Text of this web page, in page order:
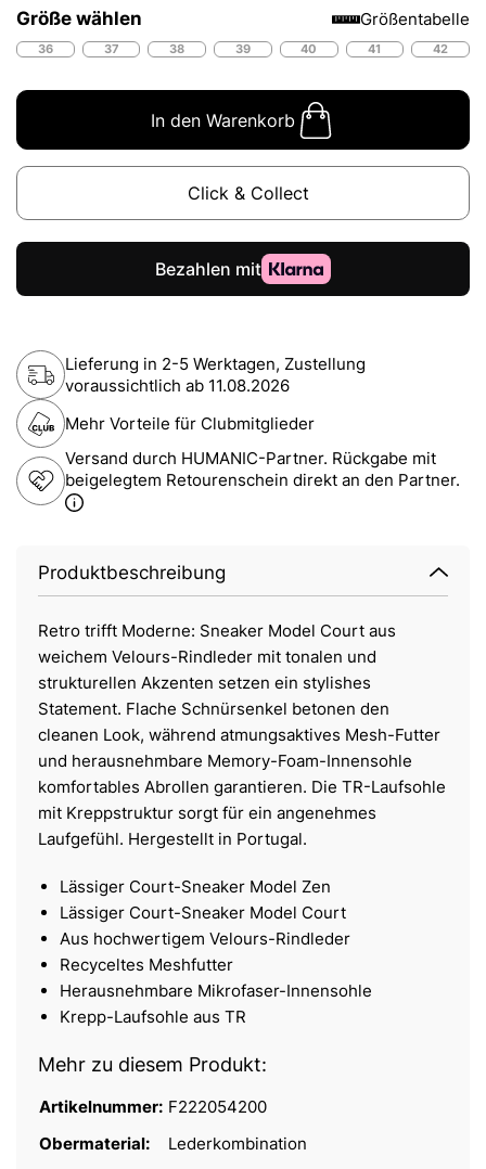
Größe wählen Größentabelle
36 37 38 39 40 41 42
In den Warenkorb
Click & Collect
Lieferung in 2-5 Werktagen, Zustellung
voraussichtlich ab 11.08.2026
Mehr Vorteile für Clubmitglieder
Versand durch HUMANIC-Partner. Rückgabe mit
beigelegtem Retourenschein direkt an den Partner.
Produktbeschreibung
Retro trifft Moderne: Sneaker Model Court aus
weichem Velours-Rindleder mit tonalen und
strukturellen Akzenten setzen ein stylishes
Statement. Flache Schnürsenkel betonen den
cleanen Look, während atmungsaktives Mesh-Futter
und herausnehmbare Memory-Foam-Innensohle
komfortables Abrollen garantieren. Die TR-Laufsohle
mit Kreppstruktur sorgt für ein angenehmes
Laufgefühl. Hergestellt in Portugal.
Lässiger Court-Sneaker Model Zen
Lässiger Court-Sneaker Model Court
Aus hochwertigem Velours-Rindleder
Recyceltes Meshfutter
Herausnehmbare Mikrofaser-Innensohle
Krepp-Laufsohle aus TR
Mehr zu diesem Produkt:
Artikelnummer: F222054200
Obermaterial:
Lederkombination